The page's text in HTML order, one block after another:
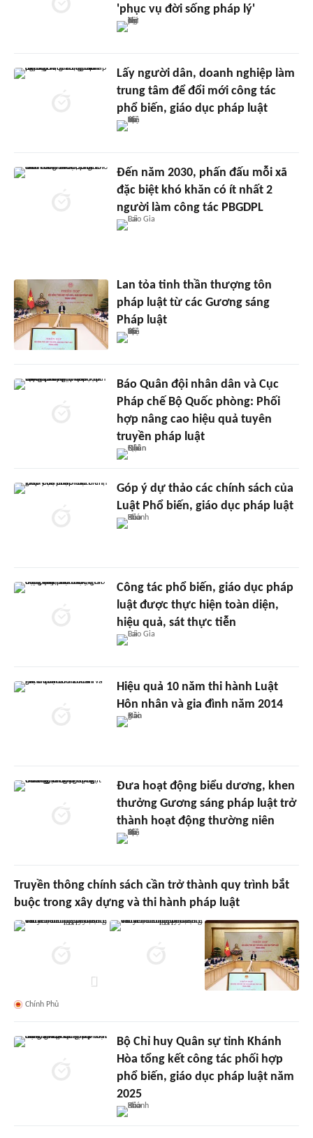
'phục vụ đời sống pháp lý'
Lấy người dân, doanh nghiệp làm
trung tâm để đổi mới công tác
phổ biến, giáo dục pháp luật
Đến năm 2030, phấn đấu mỗi xã
đặc biệt khó khăn có ít nhất 2
người làm công tác PBGDPL
Lan tỏa tinh thần thượng tôn
pháp luật từ các Gương sáng
Pháp luật
Báo Quân đội nhân dân và Cục
Pháp chế Bộ Quốc phòng: Phối
hợp nâng cao hiệu quả tuyên
truyền pháp luật
Góp ý dự thảo các chính sách của
Luật Phổ biến, giáo dục pháp luật
Công tác phổ biến, giáo dục pháp
luật được thực hiện toàn diện,
hiệu quả, sát thực tiễn
Hiệu quả 10 năm thi hành Luật
Hôn nhân và gia đình năm 2014
Đưa hoạt động biểu dương, khen
thưởng Gương sáng pháp luật trở
thành hoạt động thường niên
Truyền thông chính sách cần trở thành quy trình bắt
buộc trong xây dựng và thi hành pháp luật
Chính Phủ
Bộ Chỉ huy Quân sự tỉnh Khánh
Hòa tổng kết công tác phối hợp
phổ biến, giáo dục pháp luật năm
2025